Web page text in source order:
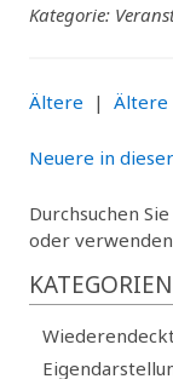
Kategorie:
Ältere | Ältere
Neuere in
Durchsuchen
oder verwenden
KATEGORIEN